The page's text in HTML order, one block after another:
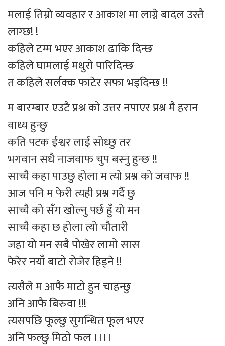
मलाई तिम्रो व्यवहार र आकाश मा लाग्ने बादल उस्तै
लाग्छ! !
कहिले टम्म भएर आकाश ढाकि दिन्छ
कहिले घामलाई मधुरो पारिदिन्छ
त कहिले सर्लक्क फाटेर सफा भइदिन्छ !!
म बारम्बार एउटै प्रश्न को उत्तर नपाएर प्रश्न मै हरान
वाध्य हुन्छु
कति पटक ईश्वर लाई सोध्छु तर
भगवान सधै नाजवाफ चुप बस्नु हुन्छ !!
साच्चै कहा पाउछु होला म त्यो प्रश्न को जवाफ !!
आज पनि म फेरी त्यही प्रश्न गर्दै छु
साच्चै को सँग खोल्नु पर्छ हुँ यो मन
साच्चै कहा छ होला त्यो चौतारी
जहा यो मन सबै पोखेर लामो सास
फेरेर नयाँ बाटो रोजेर हिड्ने !!
त्यसैले म आफै माटो हुन चाहन्छु
अनि आफै बिरुवा !!!
त्यसपछि फूल्छु सुगन्धित फूल भएर
अनि फल्छु मिठो फल ।।।।